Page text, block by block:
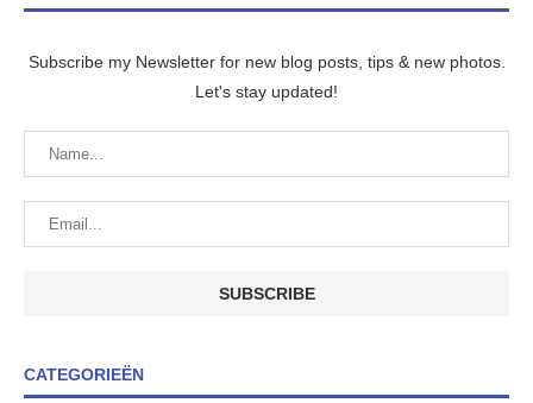
Subscribe my Newsletter for new blog posts, tips & new photos.
Let's stay updated!
CATEGORIEËN